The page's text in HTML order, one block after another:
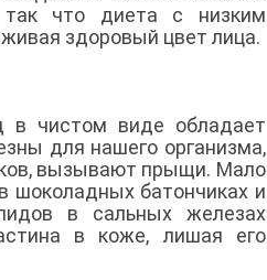
что диета с низким
здоровый цвет лица.
в чистом виде обладает
для нашего организма,
вызывают прыщи. Мало
шоколадных батончиках и
в сальных железах
в коже, лишая его